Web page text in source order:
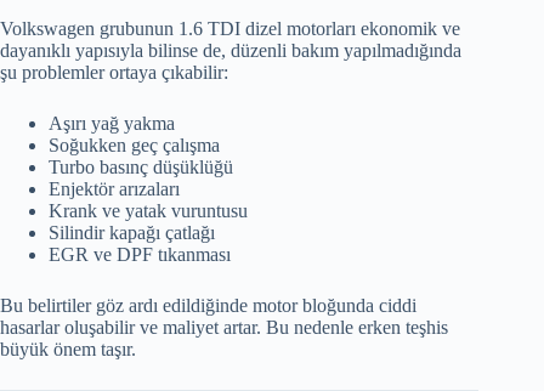
Volkswagen grubunun 1.6 TDI dizel motorları ekonomik ve
dayanıklı yapısıyla bilinse de, düzenli bakım yapılmadığında
şu problemler ortaya çıkabilir:
Aşırı yağ yakma
Soğukken geç çalışma
Turbo basınç düşüklüğü
Enjektör arızaları
Krank ve yatak vuruntusu
Silindir kapağı çatlağı
EGR ve DPF tıkanması
Bu belirtiler göz ardı edildiğinde motor bloğunda ciddi
hasarlar oluşabilir ve maliyet artar. Bu nedenle erken teşhis
büyük önem taşır.